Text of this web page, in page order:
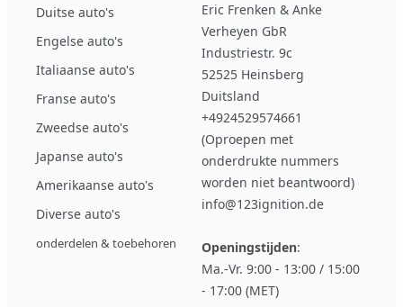
Duitse auto's
Engelse auto's
Italiaanse auto's
Franse auto's
Zweedse auto's
Japanse auto's
Amerikaanse auto's
Diverse auto's
onderdelen & toebehoren
Eric Frenken & Anke
Verheyen GbR
Industriestr. 9c
52525 Heinsberg
Duitsland
+4924529574661
(Oproepen met
onderdrukte nummers
worden niet beantwoord)
info@123ignition.de
Openingstijden:
Ma.-Vr. 9:00 - 13:00 / 15:00
- 17:00 (MET)